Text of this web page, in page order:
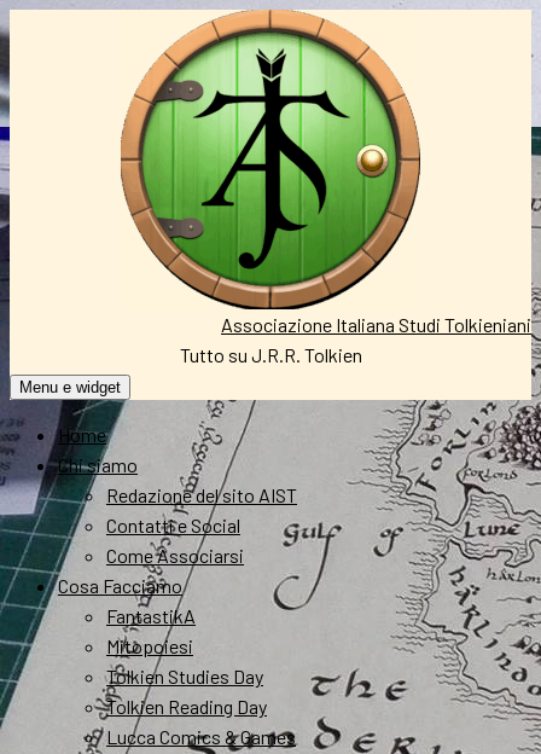
Vai
contenuto
Associazione Italiana Studi Tolkieniani
Tutto su J.R.R. Tolkien
Menu e widget
Home
Chi siamo
Redazione del sito AIST
Contatti e Social
Come Associarsi
Cosa Facciamo
FantastikA
Mitopoiesi
Tolkien Studies Day
Tolkien Reading Day
Lucca Comics & Games